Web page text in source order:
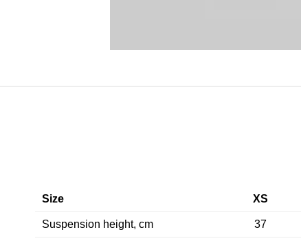
Size XS
Suspension height, cm 37